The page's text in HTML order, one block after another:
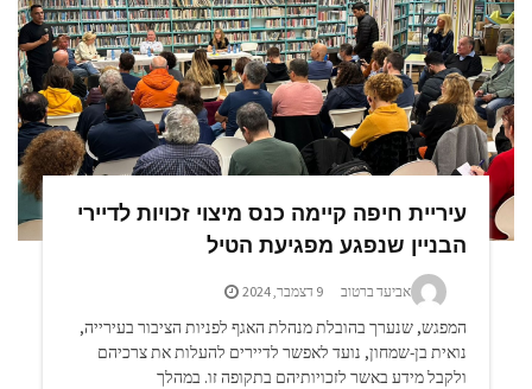
עיריית חיפה קיימה כנס מיצוי זכויות לדיירי
הבניין שנפגע מפגיעת הטיל
אביעד ברטוב 9 דצמבר, 2024
המפגש, שנערך בהובלת מנהלת האגף לפניות הציבור בעירייה,
נואית בן-שמחון, נועד לאפשר לדיירים להעלות את צרכיהם
ולקבל מידע באשר לזכויותיהם בתקופה זו. במהלך